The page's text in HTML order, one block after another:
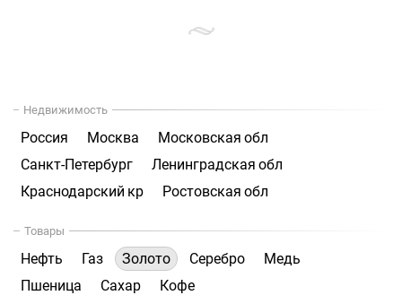
Недвижимость
Россия Москва
Московская обл
Санкт-Петербург
Ленинградская обл
Краснодарский кр
Ростовская обл
Товары
Нефть Газ Золото Серебро
Медь
Пшеница
Сахар Кофе